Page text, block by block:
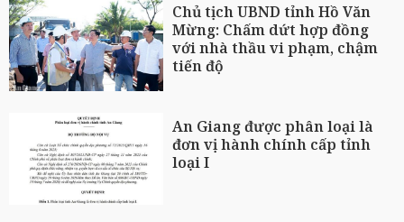
Chủ tịch UBND tỉnh Hồ Văn
Mừng: Chấm dứt hợp đồng
với nhà thầu vi phạm, chậm
tiến độ
An Giang được phân loại là
đơn vị hành chính cấp tỉnh
loại I